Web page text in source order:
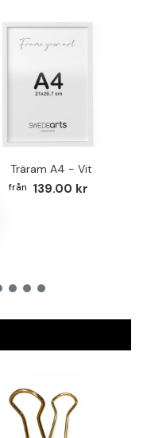
Träram A4 - Vit
139.00 kr